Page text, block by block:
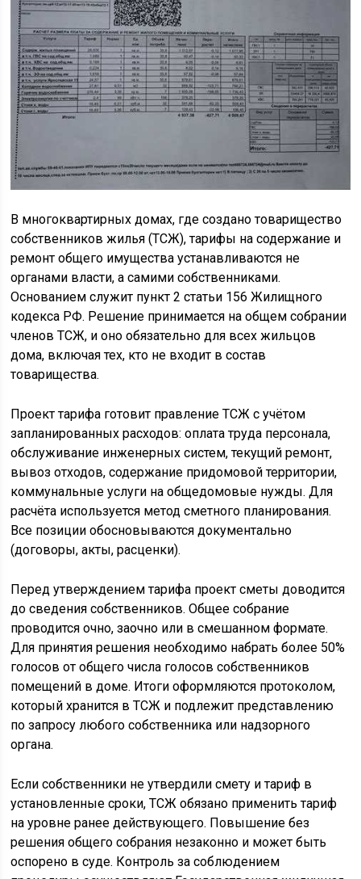
В многоквартирных домах, где создано товарищество
собственников жилья (ТСЖ), тарифы на содержание и
ремонт общего имущества устанавливаются не
органами власти, а самими собственниками.
Основанием служит пункт 2 статьи 156 Жилищного
кодекса РФ. Решение принимается на общем собрании
членов ТСЖ, и оно обязательно для всех жильцов
дома, включая тех, кто не входит в состав
товарищества.
Проект тарифа готовит правление ТСЖ с учётом
запланированных расходов: оплата труда персонала,
обслуживание инженерных систем, текущий ремонт,
вывоз отходов, содержание придомовой территории,
коммунальные услуги на общедомовые нужды. Для
расчёта используется метод сметного планирования.
Все позиции обосновываются документально
(договоры, акты, расценки).
Перед утверждением тарифа проект сметы доводится
до сведения собственников. Общее собрание
проводится очно, заочно или в смешанном формате.
Для принятия решения необходимо набрать более 50%
голосов от общего числа голосов собственников
помещений в доме. Итоги оформляются протоколом,
который хранится в ТСЖ и подлежит представлению
по запросу любого собственника или надзорного
органа.
Если собственники не утвердили смету и тариф в
установленные сроки, ТСЖ обязано применить тариф
на уровне ранее действующего. Повышение без
решения общего собрания незаконно и может быть
оспорено в суде. Контроль за соблюдением